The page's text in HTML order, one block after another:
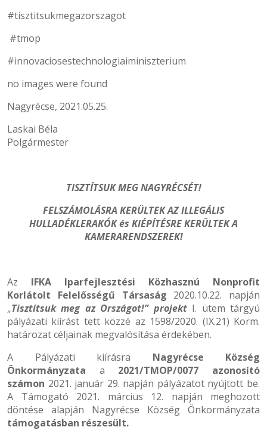
#tisztitsukmegazorszagot
#tmop
#innovaciosestechnologiaiminiszterium
no images were found
Nagyrécse, 2021.05.25.
Laskai Béla
Polgármester
TISZTÍTSUK MEG NAGYRÉCSÉT!
FELSZÁMOLÁSRA KERÜLTEK AZ ILLEGÁLIS
HULLADÉKLERAKÓK és KIÉPÍTÉSRE KERÜLTEK A
KAMERARENDSZEREK!
Az IFKA Iparfejlesztési Közhasznú Nonprofit
Korlátolt Felelősségű Társaság 2020.10.22. napján
„Tisztítsuk meg az Országot!” projektI. ütem tárgyú
pályázati kiírást tett közzé az 1598/2020. (IX.21) Korm.
határozat céljainak megvalósítása érdekében.
A Pályázati kiírásra Nagyrécse Község
Önkormányzata a 2021/TMOP/0077 azonosító
számon 2021. január 29. napján pályázatot nyújtott be.
A Támogató 2021. március 12. napján meghozott
döntése alapján Nagyrécse Község Önkormányzata
támogatásban részesült.